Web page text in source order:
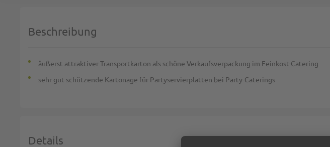
Beschreibung
äußerst attraktiver Transportkarton als schöne Verkaufsverpackung im Feinkost-Catering
sehr gut schützende Kartonage für Partyservierplatten bei Party-Caterings
Details